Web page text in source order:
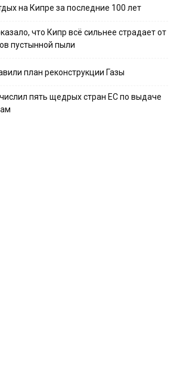
на Кипре за последние 100 лет
что Кипр всё сильнее страдает от
пустынной пыли
план реконструкции Газы
пять щедрых стран ЕС по выдаче